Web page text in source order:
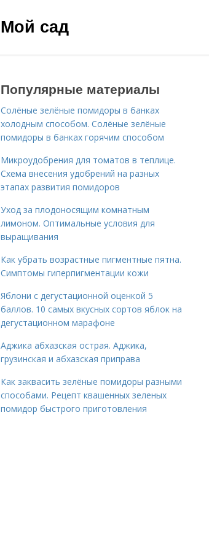
Мой сад
Популярные материалы
Солёные зелёные помидоры в банках
холодным способом. Солёные зелёные
помидоры в банках горячим способом
Микроудобрения для томатов в теплице.
Схема внесения удобрений на разных
этапах развития помидоров
Уход за плодоносящим комнатным
лимоном. Оптимальные условия для
выращивания
Как убрать возрастные пигментные пятна.
Симптомы гиперпигментации кожи
Яблони с дегустационной оценкой 5
баллов. 10 самых вкусных сортов яблок на
дегустационном марафоне
Аджика абхазская острая. Аджика,
грузинская и абхазская приправа
Как заквасить зелёные помидоры разными
способами. Рецепт квашенных зеленых
помидор быстрого приготовления